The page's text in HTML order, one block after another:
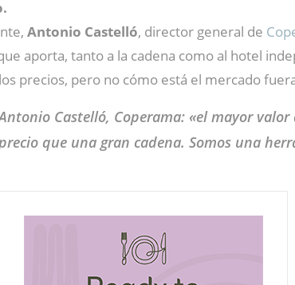
Antonio Castelló, director general de
aporta, tanto a la cadena como al hotel
precios, pero no cómo está el mercado
Castelló, Coperama: «el mayor
que una gran cadena. Somos una